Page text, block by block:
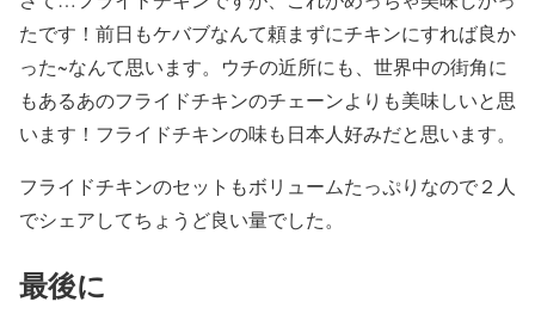
たです！前日もケバブなんて頼まずにチキンにすれば良か
った~なんて思います。ウチの近所にも、世界中の街角に
もあるあのフライドチキンのチェーンよりも美味しいと思
います！フライドチキンの味も日本人好みだと思います。
フライドチキンのセットもボリュームたっぷりなので２人
でシェアしてちょうど良い量でした。
最後に